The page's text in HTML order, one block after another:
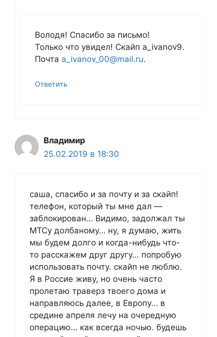
Володя! Спасибо за письмо!
Только что увидел! Скайп a_ivanov9.
Почта a_ivanov_00@mail.ru.
Ответить
Владимир
25.02.2019 в 18:30
саша, спасибо и за почту и за скайп!
телефон, который ты мне дал —
заблокирован… Видимо, задолжал ты
МТСу долбаному… ну, я думаю, жить
мы будем долго и когда-нибудь что-
то расскажем друг другу… попробую
использовать почту. скайп не люблю.
Я в Россие живу, но очень часто
пролетаю траверз твоего дома и
направляюсь далее, в Европу… в
средине апреля лечу на очередную
операцию… как всегда ночью. будешь